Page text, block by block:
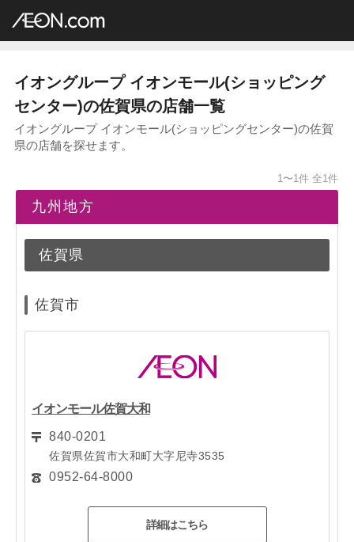
イオングループ店舗一覧
イオングループ イオンモール(ショッピング
センター)の佐賀県の店舗一覧
イオングループ イオンモール(ショッピングセンター)の佐賀
県の店舗を探せます。
1〜1件 全1件
九州地方
佐賀県
佐賀市
イオンモール佐賀大和
840-0201
佐賀県佐賀市大和町大字尼寺3535
0952-64-8000
詳細はこちら